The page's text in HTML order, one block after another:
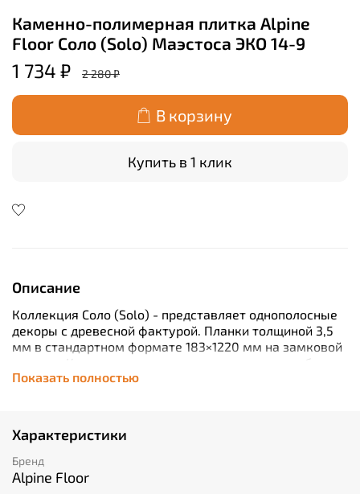
Каменно-полимерная плитка Alpine
Floor Соло (Solo) Маэстоса ЭКО 14-9
1 734 ₽ 2 280 ₽
В корзину
Купить в 1 клик
Описание
Коллекция Соло (Solo) - представляет однополосные
декоры с древесной фактурой. Планки толщиной 3,5
мм в стандартном формате 183×1220 мм на замковой
системе Клик укладываются плавающим способом.
Защитный слой 0.3 мм способен выдерживать
Показать полностью
Характеристики
Бренд
Alpine Floor